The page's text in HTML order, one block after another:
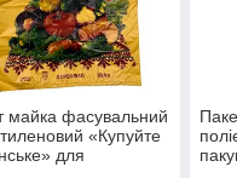
майка фасувальний
«Купуйте
для